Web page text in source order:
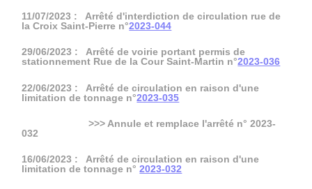
11/07/2023 : Arrêté d'interdiction de circulation rue de
la Croix Saint-Pierre n°2023-044
29/06/2023 : Arrêté de voirie portant permis de
stationnement Rue de la Cour Saint-Martin n°2023-036
22/06/2023 : Arrêté de circulation en raison d'une
limitation de tonnage n°2023-035
>>> Annule et remplace l'arrêté n° 2023-
032
16/06/2023 : Arrêté de circulation en raison d'une
limitation de tonnage n°2023-032